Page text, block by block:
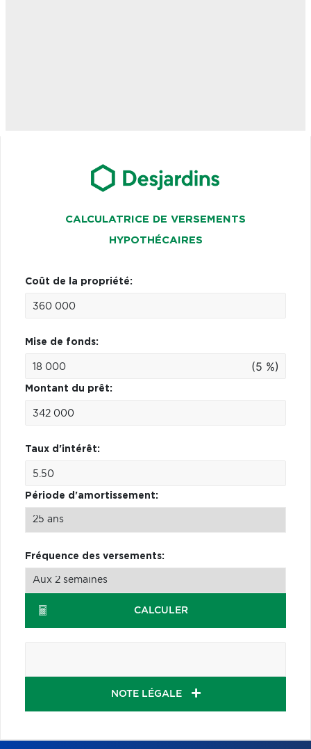
CALCULATRICE DE VERSEMENTS
HYPOTHÉCAIRES
Coût de la propriété:
Mise de fonds:
(5 %)
Montant du prêt:
Taux d'intérêt:
Période d'amortissement:
Fréquence des versements:
CALCULER
NOTE LÉGALE